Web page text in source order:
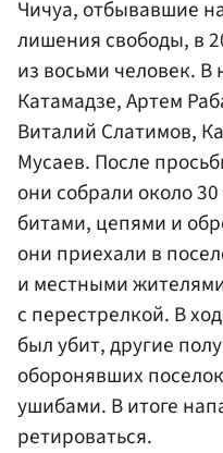
Чичуа, отбывавшие
лишения свободы, в
из восьми человек.
Катамадзе, Артем
Виталий Слатимов,
Мусаев. После
они собрали около
битами, цепями и
они приехали в
и местными
с перестрелкой. В
был убит, другие
оборонявших
ушибами. В итоге
ретироваться.